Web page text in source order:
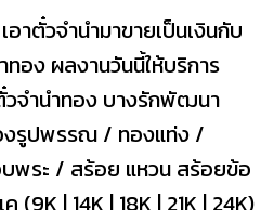
าตั๋วจำนำมาขายเป็นเงินกับ
อง ผลงานวันนี้ให้บริการ
จำนำทอง บางรักพัฒนา
งรูปพรรณ / ทองแท่ง /
พระ / สร้อย แหวน สร้อยข้อ